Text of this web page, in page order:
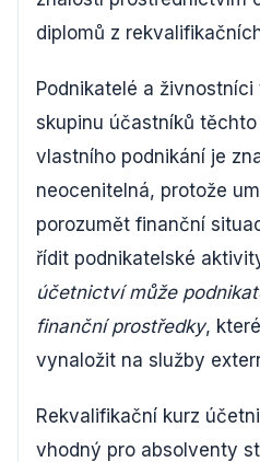
diplomů z
Podnikatelé a
skupinu účastníků
vlastního podnikání je
neocenitelná, protože
porozumět finanční
řídit podnikatelské
účetnictví může
finanční prostředky,
vynaložit na služby
Rekvalifikační kurz
vhodný pro absolventy